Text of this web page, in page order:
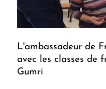
L'ambassadeur de
avec les classes de
Gumri